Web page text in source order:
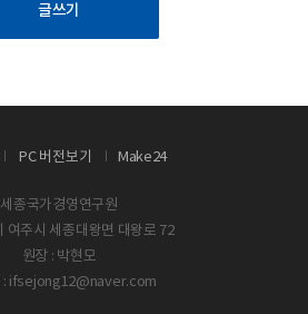
글쓰기
PC 버전보기 Make24
세종국가경영연구원
여주시 세종대왕면 대왕로 72
원장 : 박현모
: ifsejong12@naver.com